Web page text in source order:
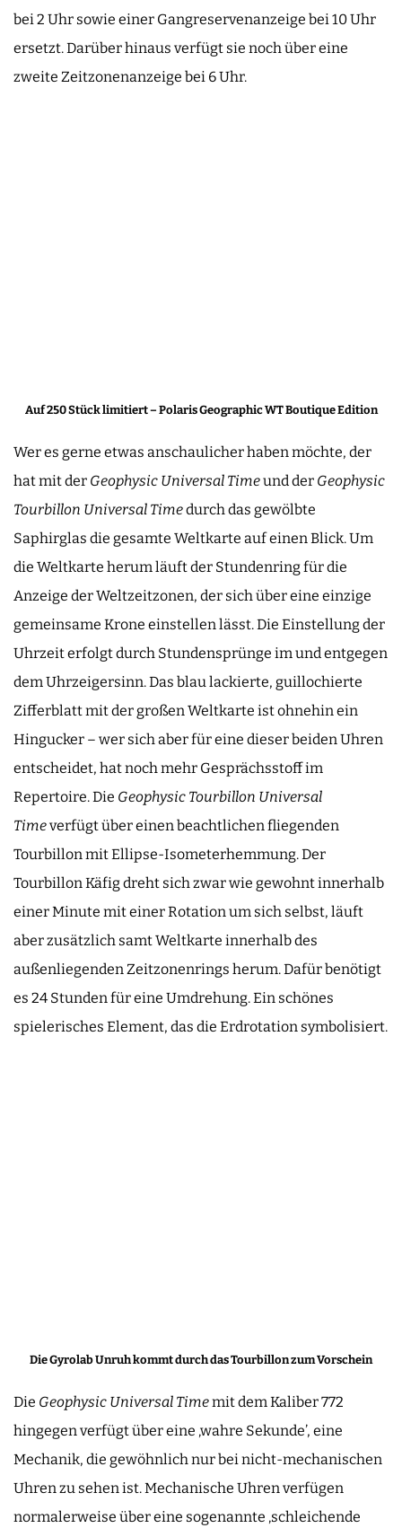
bei 2 Uhr sowie einer Gangreservenanzeige bei 10 Uhr
ersetzt. Darüber hinaus verfügt sie noch über eine
zweite Zeitzonenanzeige bei 6 Uhr.
Auf 250 Stück limitiert – Polaris Geographic WT Boutique Edition
Wer es gerne etwas anschaulicher haben möchte, der
hat mit der Geophysic Universal Timeund der Geophysic
Tourbillon Universal Timedurch das gewölbte
Saphirglas die gesamte Weltkarte auf einen Blick. Um
die Weltkarte herum läuft der Stundenring für die
Anzeige der Weltzeitzonen, der sich über eine einzige
gemeinsame Krone einstellen lässt. Die Einstellung der
Uhrzeit erfolgt durch Stundensprünge im und entgegen
dem Uhrzeigersinn. Das blau lackierte, guillochierte
Zifferblatt mit der großen Weltkarte ist ohnehin ein
Hingucker – wer sich aber für eine dieser beiden Uhren
entscheidet, hat noch mehr Gesprächsstoff im
Repertoire. Die Geophysic Tourbillon Universal
Timeverfügt über einen beachtlichen fliegenden
Tourbillon mit Ellipse-Isometerhemmung. Der
Tourbillon Käfig dreht sich zwar wie gewohnt innerhalb
einer Minute mit einer Rotation um sich selbst, läuft
aber zusätzlich samt Weltkarte innerhalb des
außenliegenden Zeitzonenrings herum. Dafür benötigt
es 24 Stunden für eine Umdrehung. Ein schönes
spielerisches Element, das die Erdrotation symbolisiert.
Die Gyrolab Unruh kommt durch das Tourbillon zum Vorschein
Die Geophysic Universal Timemit dem Kaliber 772
hingegen verfügt über eine ‚wahre Sekunde’, eine
Mechanik, die gewöhnlich nur bei nicht-mechanischen
Uhren zu sehen ist. Mechanische Uhren verfügen
normalerweise über eine sogenannte ‚schleichende